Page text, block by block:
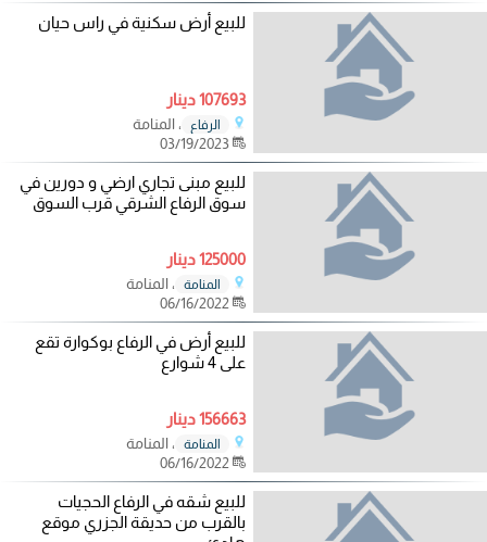
للبيع أرض سكنية في راس حيان
107693 دينار
الرفاع
، المنامة
03/19/2023
للبيع مبنى تجاري ارضي و دورين في
سوق الرفاع الشرقي قرب السوق
125000 دينار
المنامة
، المنامة
للبيع أرض في الرفاع بوكوارة تقع
على 4 شوارع
156663 دينار
المنامة
، المنامة
‎للبيع شقه في الرفاع الحجيات
بالقرب من حديقة الجزري موقع